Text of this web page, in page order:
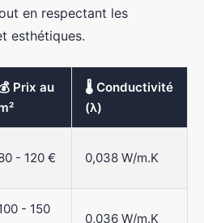
en respectant les
esthétiques.
Prix au
🌡️ Conductivité
(λ)
- 120 € 0,038 W/m.K
- 150
0,036 W/m.K